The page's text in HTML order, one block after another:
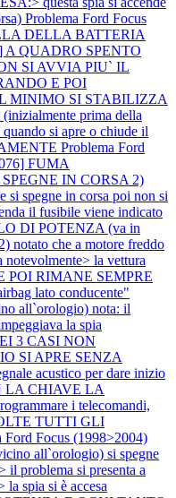
Problema Ford Focus
DELLA BATTERIA
A QUADRO SPENTO
SI AVVIA PIU` IL
E POI
MINIMO SI STABILIZZA
prima della
si apre o chiude il
Problema Ford
FUMA
IN CORSA 2)
spegne in corsa poi non si
il fusibile viene indicato
DI POTENZA (va in
che a motore freddo
la vettura
POI RIMANE SEMPRE
lato conducente"
all`orologio) nota: il
la spia
3 CASI NON
SI APRE SENZA
acustico per dare inizio
LA CHIAVE LA
i telecomandi,
TUTTI GLI
Ford Focus (1998>2004)
all`orologio) si spegne
problema si presenta a
spia si è accesa